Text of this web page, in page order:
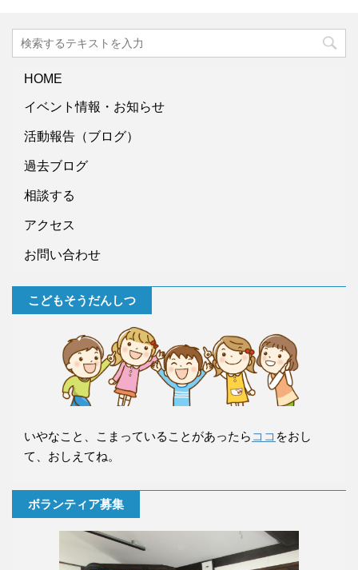
HOME
イベント情報・お知らせ
活動報告（ブログ）
過去ブログ
相談する
アクセス
お問い合わせ
こどもそうだんしつ
いやなこと、こまっていることがあったら ココ をおし
て、おしえてね。
ボランティア募集